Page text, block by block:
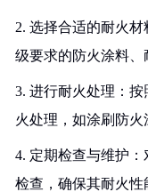
2. 选择合适的耐火
级要求的防火涂料、
3. 进行耐火处理：
火处理，如涂刷防火
4. 定期检查与维护
检查，确保其耐火